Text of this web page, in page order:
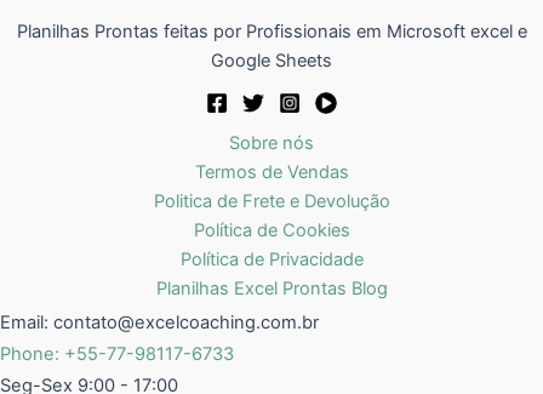
Planilhas Prontas feitas por Profissionais em Microsoft excel e
Google Sheets
Sobre nós
Termos de Vendas
Politica de Frete e Devolução
Política de Cookies
Política de Privacidade
Planilhas Excel Prontas Blog
Email: contato@excelcoaching.com.br
Phone: +55-77-98117-6733
Seg-Sex 9:00 - 17:00